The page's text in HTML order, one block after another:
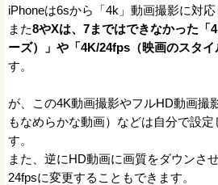
iPhoneは6sから「4k」動画撮影に対応
また8やXは、7まではできなかった「
ーズ）」や「4K/24fps（映画のスタ
す。
が、この4K動画撮影やフルHD動画撮
もなめらかな動画）などは自分で設定
す。
また、逆にHD動画に画質をダウンさ
24fpsに変更することもできます。